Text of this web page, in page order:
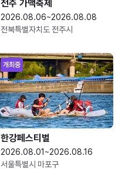
전주 가맥축제
2026.08.06~2026.08.08
전북특별자치도 전주시
개최중
한강페스티벌
2026.08.01~2026.08.16
서울특별시 마포구